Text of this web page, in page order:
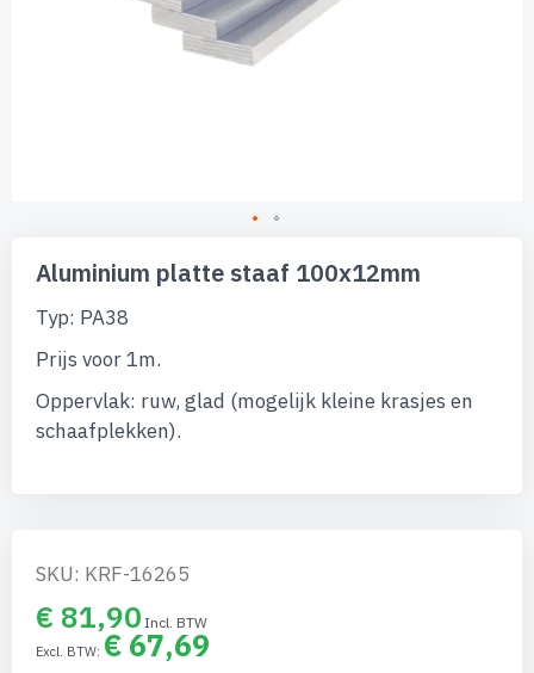
naar
begin
afbeeldingen-
Aluminium platte staaf 100x12mm
Typ: PA38
Prijs voor 1m.
Oppervlak: ruw, glad (mogelijk kleine krasjes en
schaafplekken).
SKU: KRF-16265
€ 81,90
€ 67,69